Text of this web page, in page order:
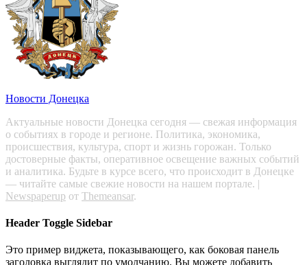
Новости Донецка
Актуальные новости Донецка сегодня — свежая информация
о событиях в городе и регионе. Политика, экономика,
происшествия, культура, спорт и жизнь горожан. Только
достоверные факты, оперативное освещение важных событий
и аналитика. Будьте в курсе всего, что происходит в Донецке
— читайте самые свежие новости на нашем портале. |
Newspaperup от Themeansar.
Header Toggle Sidebar
Это пример виджета, показывающего, как боковая панель
заголовка выглядит по умолчанию. Вы можете добавить